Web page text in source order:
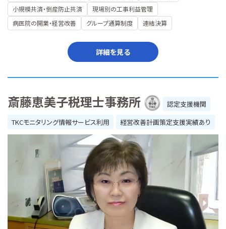
小規模共済・倒産防止共済
現場別の工事利益管理
病医院の開業・経営改善
グループ通算制度 連結決算
詳細を見る
斎藤恵美子税理士事務所
認定支援機関
TKCモニタリング情報サービス利用
経営改善計画策定支援実績あり